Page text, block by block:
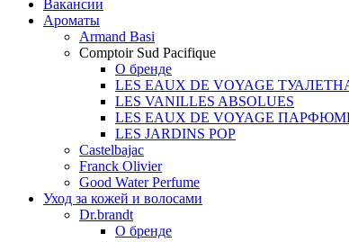
Вакансии
Ароматы
Armand Basi
Comptoir Sud Pacifique
О бренде
LES EAUX DE VOYAGE
LES VANILLES ABSOLUES
LES EAUX DE VOYAGE
LES JARDINS POP
Castelbajac
Franck Olivier
Good Water Perfume
Уход за кожей и волосами
Dr.brandt
О бренде